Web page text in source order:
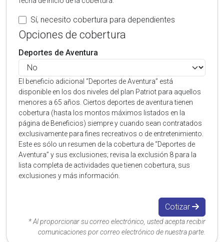
Sí, necesito cobertura para dependientes
Opciones de cobertura
Deportes de Aventura
El beneficio adicional “Deportes de Aventura” está
disponible en los dos niveles del plan Patriot para aquellos
menores a 65 años. Ciertos deportes de aventura tienen
cobertura (hasta los montos máximos listados en la
página de Beneficios) siempre y cuando sean contratados
exclusivamente para fines recreativos o de entretenimiento.
Este es sólo un resumen de la cobertura de “Deportes de
Aventura” y sus exclusiones; revisa la exclusión 8 para la
lista completa de actividades que tienen cobertura, sus
exclusiones y más información.
Cotizar
* Al proporcionar su correo electrónico, usted acepta recibir
comunicaciones por correo electrónico de nuestra parte.